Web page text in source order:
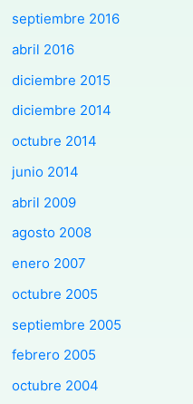
septiembre 2016
abril 2016
diciembre 2015
diciembre 2014
octubre 2014
junio 2014
abril 2009
agosto 2008
enero 2007
octubre 2005
septiembre 2005
febrero 2005
octubre 2004